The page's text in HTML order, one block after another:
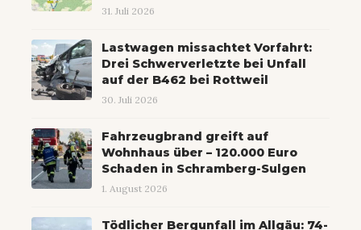
31. Juli 2026
Lastwagen missachtet Vorfahrt:
Drei Schwerverletzte bei Unfall
auf der B462 bei Rottweil
30. Juli 2026
Fahrzeugbrand greift auf
Wohnhaus über – 120.000 Euro
Schaden in Schramberg-Sulgen
1. August 2026
Tödlicher Bergunfall im Allgäu: 74-